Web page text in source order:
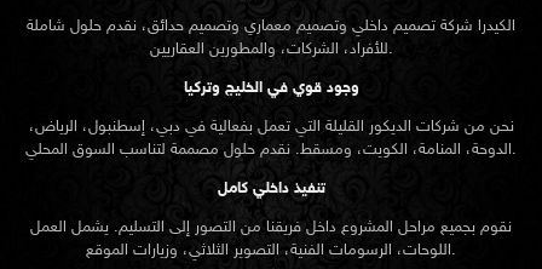
الكيدرا شركة تصميم داخلي وتصميم معماري وتصميم حدائق، نقدم حلول شاملة
للأفراد، الشركات، والمطورين العقاريين.
وجود قوي في الخليج وتركيا
نحن من شركات الديكور القليلة التي تعمل بفعالية في دبي، إسطنبول، الرياض،
الدوحة، المنامة، الكويت، ومسقط. نقدم حلول مصممة لتناسب السوق المحلي.
تنفيذ داخلي كامل
نقوم بجميع مراحل المشروع داخل فريقنا من التصور إلى التسليم. يشمل العمل
اللوحات، الرسومات الفنية، التصوير الثلاثي، وزيارات الموقع.